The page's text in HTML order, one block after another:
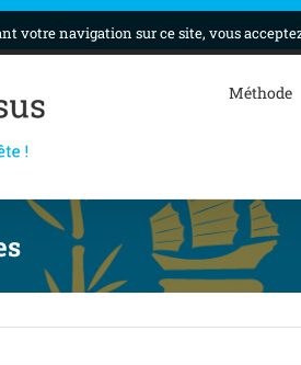
Méthode
votre navigation sur ce site, vous